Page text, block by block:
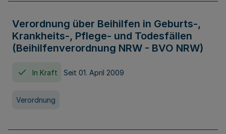
Verordnung über Beihilfen in Geburts-,
Krankheits-, Pflege- und Todesfällen
(Beihilfenverordnung NRW - BVO NRW)
In Kraft Seit 01. April 2009
Verordnung